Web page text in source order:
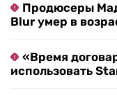
Продюсеры
Blur умер в
«Время
использовать